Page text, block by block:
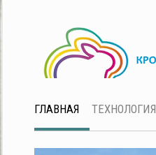
ГЛАВНАЯ ТЕХНОЛОГИЯ